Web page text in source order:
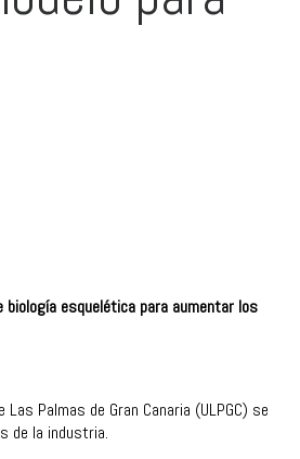
esquelética para aumentar los
Palmas de Gran Canaria (ULPGC) se
de la industria.